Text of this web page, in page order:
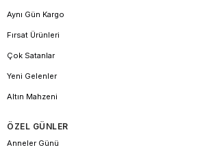
Aynı Gün Kargo
Fırsat Ürünleri
Çok Satanlar
Yeni Gelenler
Altın Mahzeni
ÖZEL GÜNLER
Anneler Günü